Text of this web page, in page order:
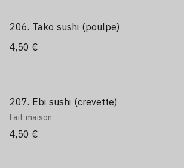
206. Tako sushi (poulpe)
4,50 €
207. Ebi sushi (crevette)
Fait maison
4,50 €